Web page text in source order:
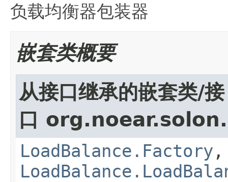
负载均衡器包装器
嵌套类概要
从接口继承的嵌套类/接
口
LoadBalance.Factory ,